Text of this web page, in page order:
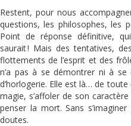
Restent, pour nous
questions, les philosophes, les
Point de réponse définitive,
saurait ! Mais des tentatives,
flottements de l’esprit et des
n’a pas à se démontrer ni à
d’horlogerie. Elle est là… de
magie, s’affoler de son
penser la mort. Sans
doutes.